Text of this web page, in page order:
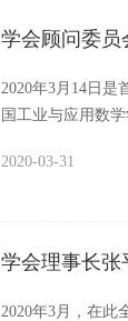
学会顾问委员
2020年3月14日
国工业与应用数
作用三个方面带领
2020-03-31
学会理事长张
2020年3月，在此